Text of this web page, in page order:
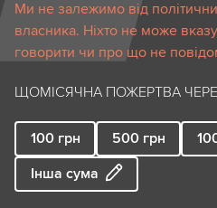
Ми не залежимо від
власника. Ніхто не може
говорити чи про що не
ЩОМІСЯЧНА ПОЖЕРТВА
100 грн 500 грн
Інша сума